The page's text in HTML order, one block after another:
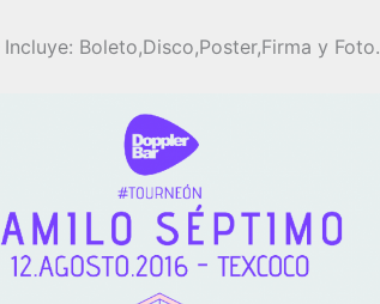
Incluye: Boleto,Disco,Poster,Firma y Foto.